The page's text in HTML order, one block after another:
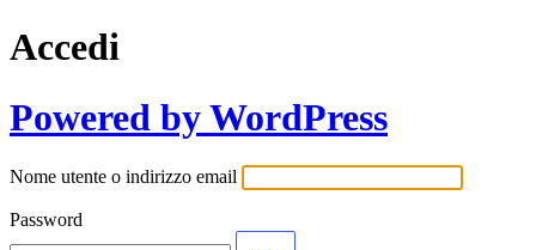
Accedi
Powered by WordPress
Nome utente o indirizzo email
Password